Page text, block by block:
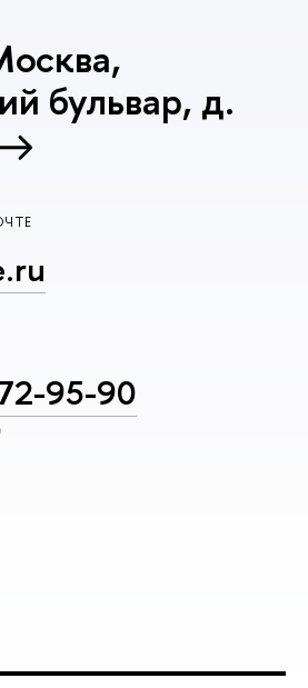
бульвар, д.
95-90